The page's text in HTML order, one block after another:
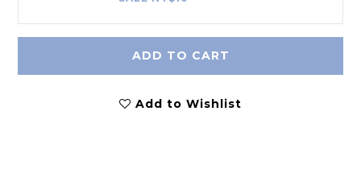
ADD TO CART
Add to Wishlist